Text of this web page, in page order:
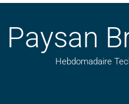
Paysan
Hebdomadaire